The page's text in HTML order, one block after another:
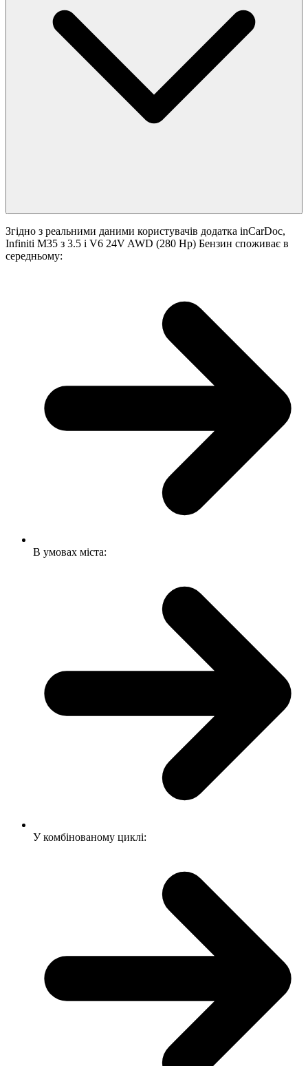
Згідно з реальними даними користувачів додатка inCarDoc,
Infiniti M35 з 3.5 i V6 24V AWD (280 Hp) Бензин споживає в
середньому:
В умовах міста:
У комбінованому циклі: